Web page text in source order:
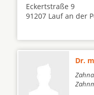
Eckertstraße 9
91207 Lauf an der
Dr.